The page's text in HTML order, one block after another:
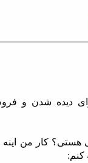
شدن و فروش
من اینه که